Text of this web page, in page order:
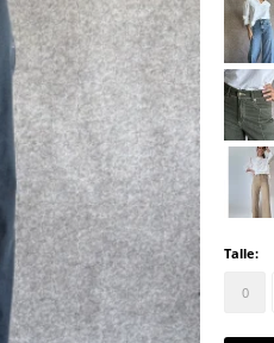
Talle:
0